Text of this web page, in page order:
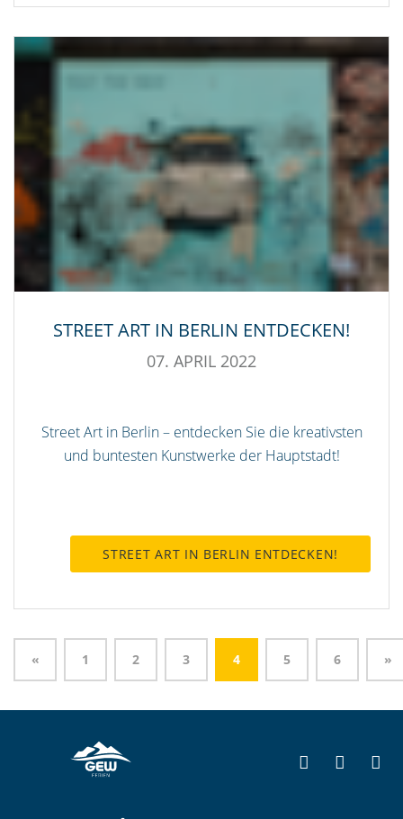
STREET ART IN BERLIN ENTDECKEN!
07. APRIL 2022
Street Art in Berlin – entdecken Sie die kreativsten
und buntesten Kunstwerke der Hauptstadt!
STREET ART IN BERLIN ENTDECKEN!
« 1 2 3 4 5 6 »